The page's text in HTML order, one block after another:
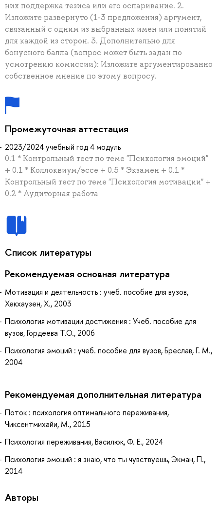
них поддержка тезиса или его оспаривание. 2.
Изложите развернуто (1-3 предложения) аргумент,
связанный с одним из выбранных имен или понятий
для каждой из сторон. 3. Дополнительно для
бонусного балла (вопрос может быть задан по
усмотрению комиссии): Изложите аргументированно
собственное мнение по этому вопросу.
Промежуточная аттестация
2023/2024 учебный год 4 модуль
0.1 * Контрольный тест по теме "Психология эмоций"
+ 0.1 * Коллоквиум/эссе + 0.5 * Экзамен + 0.1 *
Контрольный тест по теме "Психология мотивации" +
0.2 * Аудиторная работа
Список литературы
Рекомендуемая основная литература
Мотивация и деятельность : учеб. пособие для вузов,
Хекхаузен, Х., 2003
Психология мотивации достижения : Учеб. пособие для
вузов, Гордеева Т.О., 2006
Психология эмоций : учеб. пособие для вузов, Бреслав, Г. М.,
2004
Рекомендуемая дополнительная литература
Поток : психология оптимального переживания,
Чиксентмихайи, М., 2015
Психология переживания, Василюк, Ф. Е., 2024
Психология эмоций : я знаю, что ты чувствуешь, Экман, П.,
2014
Авторы